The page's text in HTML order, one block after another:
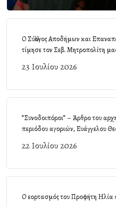
Ο Σύλλογος Αποδήμων και
τίμησε τον Σεβ. Μητροπολίτη
23 Ιουλίου 2026
”Συνοδοιπόροι” – Άρθρο του
περιόδου αγοριών, Ευάγγελου
22 Ιουλίου 2026
Ο εορτασμός του Προφήτη